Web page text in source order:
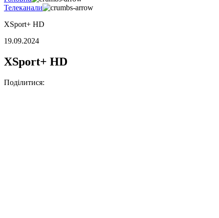
Телеканали
XSport+ HD
19.09.2024
XSport+ HD
Поділитися: